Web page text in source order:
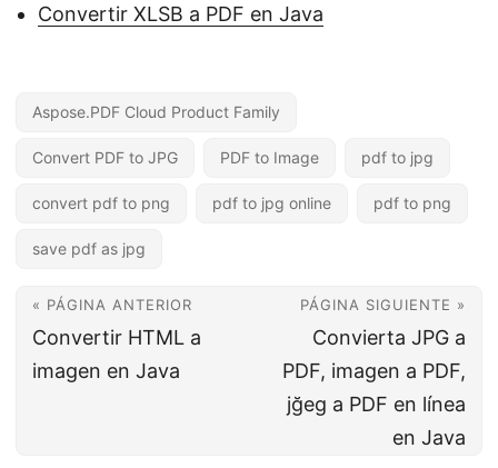
Convertir XLSB a PDF en Java
Aspose.PDF Cloud Product Family
Convert PDF to JPG PDF to Image pdf to jpg
convert pdf to png pdf to jpg online pdf to png
save pdf as jpg
« PÁGINA ANTERIOR
Convertir HTML a
imagen en Java
PÁGINA SIGUIENTE »
Convierta JPG a
PDF, imagen a PDF,
jğeg a PDF en línea
en Java